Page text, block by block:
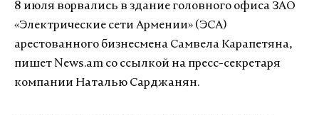
8 июля ворвались в здание головного офиса ЗАО
«Электрические сети Армении» (ЭСА)
арестованного бизнесмена Самвела Карапетяна,
пишет News.am со ссылкой на пресс-секретаря
компании Наталью Сарджанян.